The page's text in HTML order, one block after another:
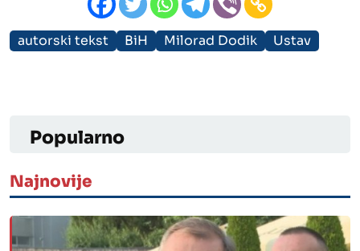
autorski tekst BiH Milorad Dodik Ustav
Popularno
Najnovije